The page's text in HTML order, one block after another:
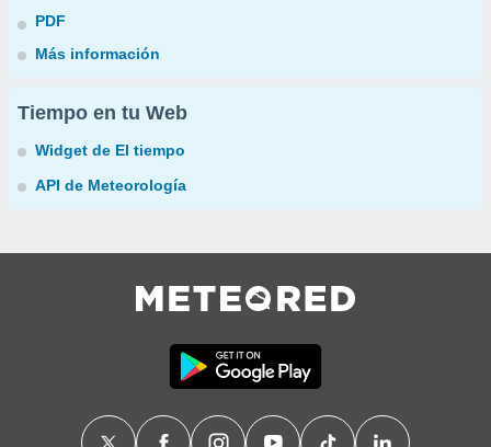
PDF
Más información
Tiempo en tu Web
Widget de El tiempo
API de Meteorología